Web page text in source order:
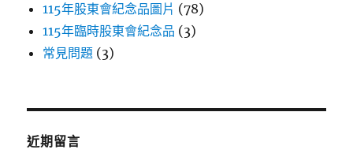
115年股東會紀念品圖片 (78)
115年臨時股東會紀念品 (3)
常見問題 (3)
近期留言